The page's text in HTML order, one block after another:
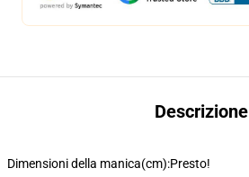
Descrizione
Dimensioni della manica(cm):Presto!